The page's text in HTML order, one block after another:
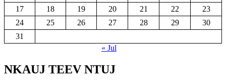
17
18 19 20 21 22
23
24
25 26 27 28 29
30
31
« Jul
NKAUJ TEEV NTUJ